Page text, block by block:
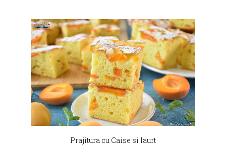
Prajitura cu Caise si Iaurt